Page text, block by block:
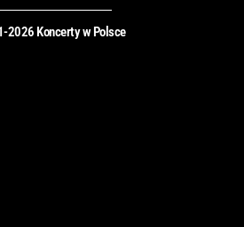
2026 Koncerty w Polsce